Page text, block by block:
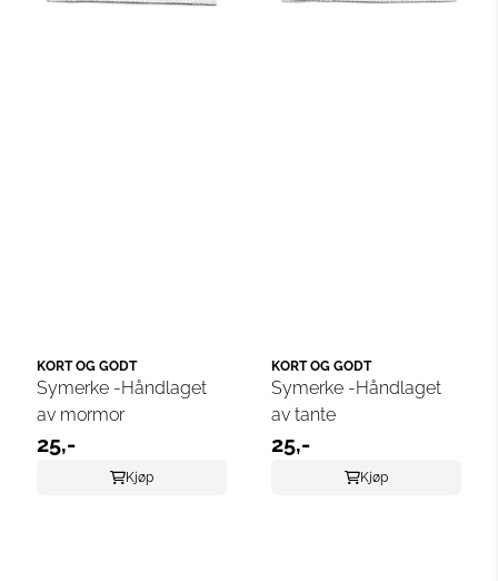
KORT OG GODT
Symerke -Håndlaget
av mormor
25,-
Kjøp
KORT OG GODT
Symerke -Håndlaget
av tante
25,-
Kjøp